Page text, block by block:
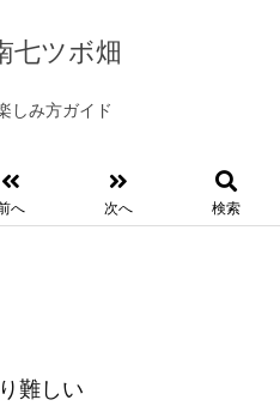
七ツボ畑
しみ方ガイド
へ 次へ 検索
難しい